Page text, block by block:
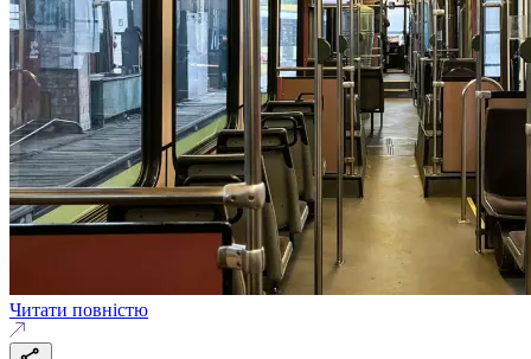
Читати повністю